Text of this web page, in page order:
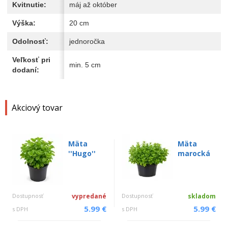
Akciový tovar
Mäta
''Hugo''
Dostupnosť vypredané
s DPH 5.99 €
Mäta
marocká
Dostupnosť skladom
s DPH 5.99 €
Kvitnutie: máj až október
Výška: 20 cm
Odolnosť: jednoročka
Veľkosť pri
dodaní:
min. 5 cm